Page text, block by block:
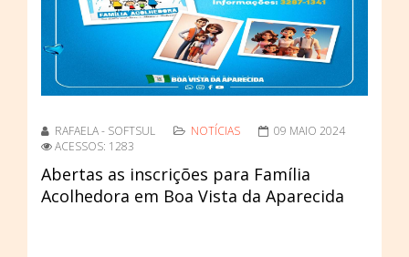
RAFAELA - SOFTSUL NOTÍCIAS
09 MAIO 2024
ACESSOS: 1283
Abertas as inscrições para Família
Acolhedora em Boa Vista da Aparecida